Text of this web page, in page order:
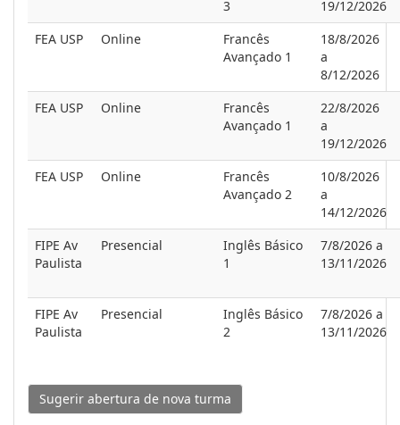
3
19/12/2026
FEA USP
Online
Francês
Avançado 1
18/8/2026
a
8/12/2026
FEA USP
Online
Francês
Avançado 1
22/8/2026
a
19/12/2026
FEA USP
Online
Francês
Avançado 2
10/8/2026
a
14/12/2026
FIPE Av
Paulista
Presencial
Inglês Básico
1
7/8/2026 a
13/11/2026
FIPE Av
Paulista
Presencial
Inglês Básico
2
7/8/2026 a
13/11/2026
Sugerir abertura de nova turma